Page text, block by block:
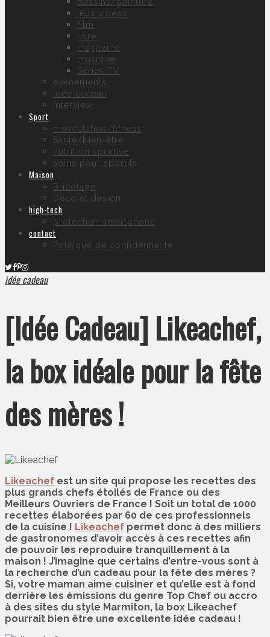
jeux vidéos
film
livre
magazine
musique
Séries TV
évènements
idée cadeau
interview
Sport
musculation/fitness
Santé/bien-être
nutrition sportive
soins pour sportifs
Maison
Bricolage
Déco et design
high-tech
protection smartphone
contact
Politique de confidentialité
idée cadeau
[Idée Cadeau] Likeachef,
la box idéale pour la fête
des mères !
Likeachef est un site qui propose les recettes des
plus grands chefs étoilés de France ou des
Meilleurs Ouvriers de France ! Soit un total de 1000
recettes élaborées par 60 de ces professionnels
de la cuisine ! Likeachef permet donc à des milliers
de gastronomes d’avoir accès à ces recettes afin
de pouvoir les reproduire tranquillement à la
maison ! J’imagine que certains d’entre-vous sont à
la recherche d’un cadeau pour la fête des mères ?
Si, votre maman aime cuisiner et qu’elle est à fond
derrière les émissions du genre Top Chef ou accro
à des sites du style Marmiton, la box Likeachef
pourrait bien être une excellente idée cadeau !